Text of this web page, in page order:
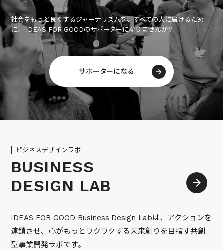
社会をもっと良くするジャーナリズムを、すべての人に届けるため
に、 IDEAS FOR GOODのサポーターになりませんか？
サポーターになる
ビジネスデザインラボ
BUSINESS
DESIGN LAB
IDEAS FOR GOOD Business Design Labは、アクションを
連鎖させ、心がもっとワクワクする未来創りを目指す共創
型事業開発ラボです。